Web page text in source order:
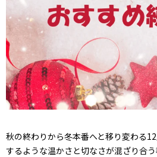
秋の終わりから冬本番へと移り変わる
するような温かさと切なさが混ざり合